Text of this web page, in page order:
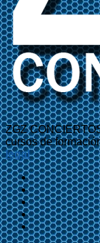
ZGZ
cursos de
legal